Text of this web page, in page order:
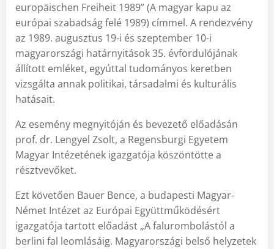
europäischen Freiheit 1989” (A magyar kapu az
európai szabadság felé 1989) címmel. A rendezvény
az 1989. augusztus 19-i és szeptember 10-i
magyarországi határnyitások 35. évfordulójának
állított emléket, egyúttal tudományos keretben
vizsgálta annak politikai, társadalmi és kulturális
hatásait.
Az esemény megnyitóján és bevezető előadásán
prof. dr. Lengyel Zsolt, a Regensburgi Egyetem
Magyar Intézetének igazgatója köszöntötte a
résztvevőket.
Ezt követően Bauer Bence, a budapesti Magyar-
Német Intézet az Európai Együttműködésért
igazgatója tartott előadást „A falurombolástól a
berlini fal leomlásáig. Magyarországi belső helyzetek